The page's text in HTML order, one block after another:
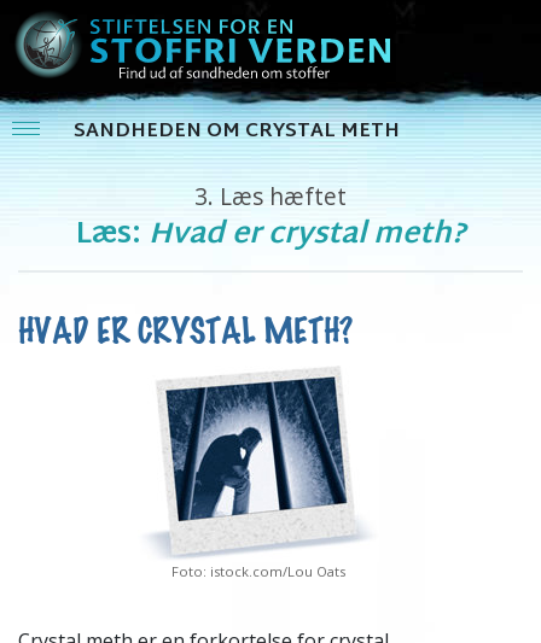
SANDHEDEN OM CRYSTAL METH
3. Læs hæftet
Læs: Hvad er crystal meth?
HVAD ER CRYSTAL METH?
Foto: istock.com/Lou Oats